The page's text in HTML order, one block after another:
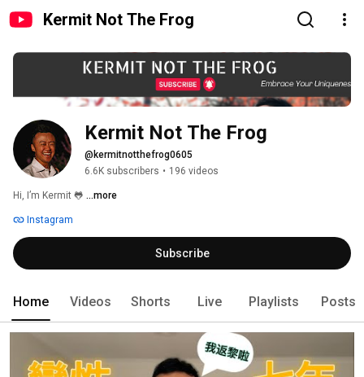
Kermit Not The Frog
Kermit Not The Frog
@kermitnotthefrog0605
6.6K subscribers • 196 videos
Hi, I’m Kermit 🐸 ...more
Instagram
Subscribe
Home Videos Shorts Live Playlists Posts